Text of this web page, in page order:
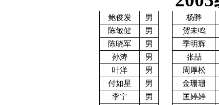
鲍俊发 男
杨骅
陈敏健
男
贺未鸣
陈晓军
男
季明辉
孙涛
男
张喆
叶洋
男
周厚松
付如星
男
金珊珊
李宁
男
匡婷婷